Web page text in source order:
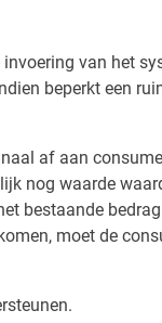
van het
beperkt een
af aan
nog waarde
bestaande
moet de